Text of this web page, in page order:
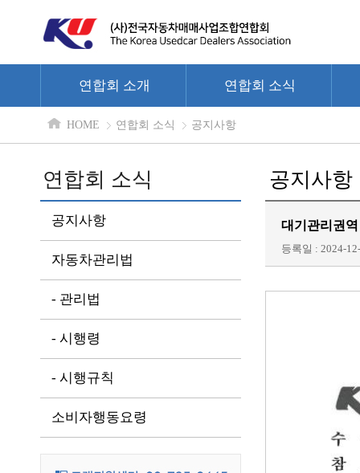
연합회 소개 연합회 소식
HOME 연합회 소식 공지사항
연합회 소식
공지사항
자동차관리법
- 관리법
- 시행령
- 시행규칙
소비자행동요령
공지사항
대기관리권
등록일 : 2024-